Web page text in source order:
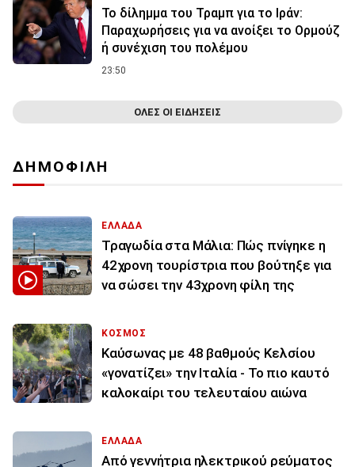
Το δίλημμα του Τραμπ για το Ιράν:
Παραχωρήσεις για να ανοίξει το Ορμούζ
ή συνέχιση του πολέμου
23:50
ΟΛΕΣ ΟΙ ΕΙΔΗΣΕΙΣ
ΔΗΜΟΦΙΛΗ
ΕΛΛΑΔΑ
Τραγωδία στα Μάλια: Πώς πνίγηκε η
42χρονη τουρίστρια που βούτηξε για
να σώσει την 43χρονη φίλη της
ΚΟΣΜΟΣ
Καύσωνας με 48 βαθμούς Κελσίου
«γονατίζει» την Ιταλία - Το πιο καυτό
καλοκαίρι του τελευταίου αιώνα
ΕΛΛΑΔΑ
Από γεννήτρια ηλεκτρικού ρεύματος